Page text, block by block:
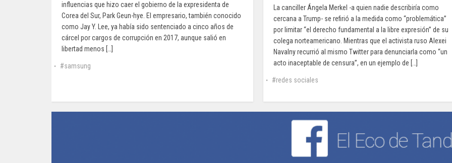
influencias que hizo caer el gobierno de la expresidenta de
Corea del Sur, Park Geun-hye. El empresario, también conocido
como Jay Y. Lee, ya había sido sentenciado a cinco años de
cárcel por cargos de corrupción en 2017, aunque salió en
libertad menos […]
samsung
La canciller Ángela Merkel -a quien nadie describiría como
cercana a Trump- se refirió a la medida como “problemática”
por limitar “el derecho fundamental a la libre expresión” de su
colega norteamericano. Mientras que el activista ruso Alexei
Navalny recurrió al mismo Twitter para denunciarla como “un
acto inaceptable de censura”, en un ejemplo de […]
redes sociales